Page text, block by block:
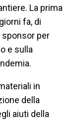
La prima
fa, di
sponsor per
e sulla
in
della
aiuti della